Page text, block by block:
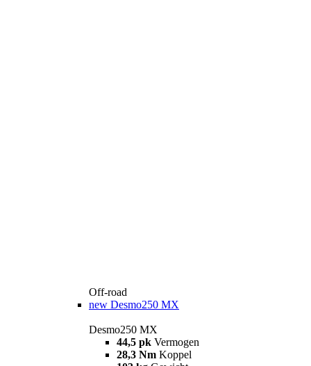
Off-road
new Desmo250 MX
Desmo250 MX
44,5 pk Vermogen
28,3 Nm Koppel